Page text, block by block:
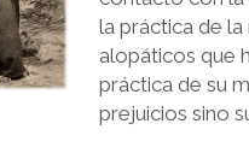
la práctica de
alopáticos que
práctica de su
prejuicios sino